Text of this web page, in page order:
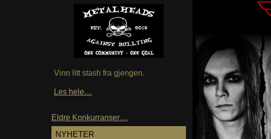
Vinn litt stash fra gjengen.
Les hele…
Eldre Konkurranser…
NYHETER